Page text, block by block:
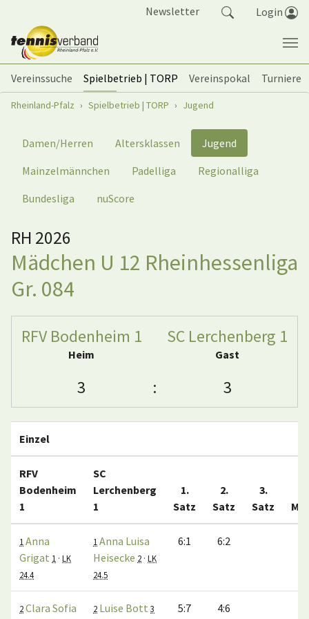
Newsletter Login
Vereinssuche Spielbetrieb | TORP Vereinspokal
Turniere
Sie sind hier:
Rheinland-Pfalz Spielbetrieb | TORP Jugend
Damen/Herren Altersklassen
Jugend
Mainzelmännchen
Padelliga
Regionalliga
Bundesliga
nuScore
RH 2026
Mädchen U 12 Rheinhessenliga
Gr. 084
RFV Bodenheim 1
Heim
SC Lerchenberg 1
Gast
3 : 3
Einzel
RFV
Bodenheim
1
SC
Lerchenberg
1
1.
Satz
2.
Satz
3.
Satz
1 Anna
Grigat 1 · LK
24.4
1 Anna Luisa
Heisecke 2 · LK
24.5
6:1 6:2
2Clara Sofia
2 Luise Bott 3
5:7 4:6